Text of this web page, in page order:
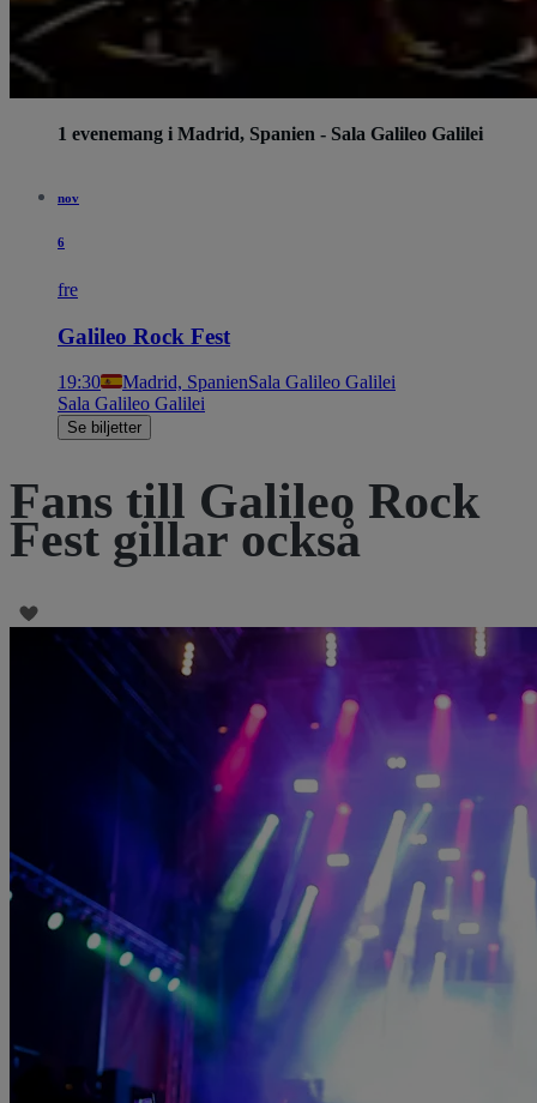
1 evenemang i Madrid, Spanien - Sala Galileo Galilei
nov
6
fre
Galileo Rock Fest
19:30 Madrid, SpanienSala Galileo Galilei
Sala Galileo Galilei
Se biljetter
Fans till Galileo Rock
Fest gillar också